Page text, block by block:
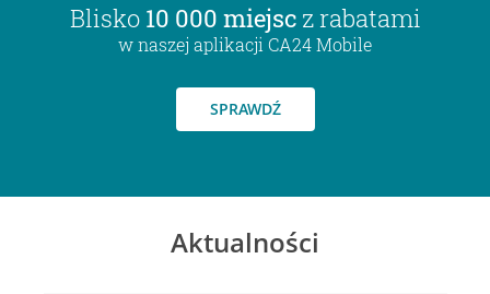
Blisko 10 000 miejsc z rabatami
w naszej aplikacji CA24 Mobile
SPRAWDŹ
Aktualności